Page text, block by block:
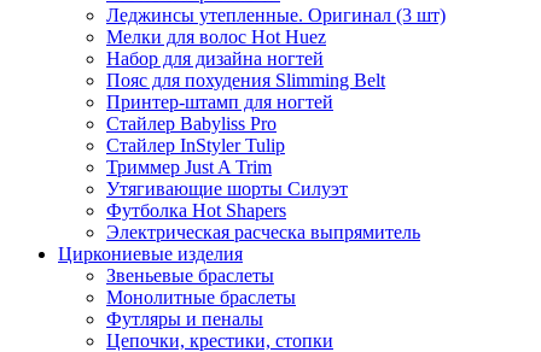
Леджинсы утепленные. Оригинал (3 шт)
Мелки для волос Hot Huez
Набор для дизайна ногтей
Пояс для похудения Slimming Belt
Принтер-штамп для ногтей
Стайлер Babyliss Pro
Стайлер InStyler Tulip
Триммер Just A Trim
Утягивающие шорты Силуэт
Футболка Hot Shapers
Электрическая расческа выпрямитель
Циркониевые изделия
Звеньевые браслеты
Монолитные браслеты
Футляры и пеналы
Цепочки, крестики, стопки